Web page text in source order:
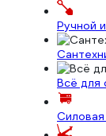
Ручной
Всё для
Силовая